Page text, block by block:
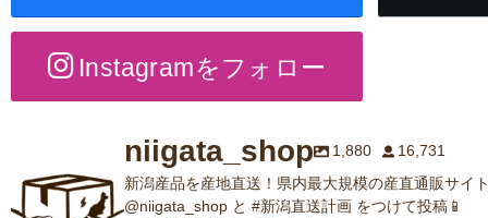
Instagramをフォロー
niigata_shop 1,880
16,731
新潟産品を産地直送！県内最大規模の産直通販サイ
@niigata_shop と #新潟直送計画 をつけて投稿📱